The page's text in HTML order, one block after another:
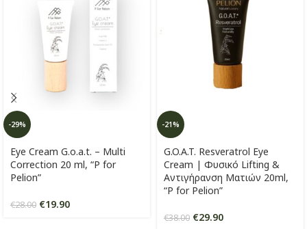
-29%
Eye Cream G.o.a.t. – Multi
Correction 20 ml, “P for
Pelion”
€28.00 €19.90
-21%
G.O.A.T. Resveratrol Eye
Cream | Φυσικό Lifting &
Αντιγήρανση Ματιών 20ml,
“P for Pelion”
€38.00 €29.90